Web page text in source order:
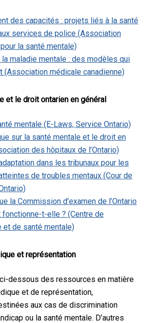
des capacités : projets liés à la santé
services de police (Association
la santé mentale)
maladie mentale : des modèles qui
(Association médicale canadienne)
et le droit ontarien en général
mentale (E-Laws, Service Ontario)
sur la santé mentale et le droit en
des hôpitaux de l’Ontario)
dans les tribunaux pour les
de troubles mentaux (Cour de
la Commission d’examen de l’Ontario
fonctionne-t-elle ? (Centre de
et de santé mentale)
et représentation
dessous des ressources en matière
et de représentation,
aux cas de discrimination
ou la santé mentale. D’autres